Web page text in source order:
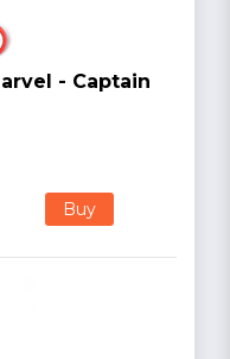
- Captain
Buy